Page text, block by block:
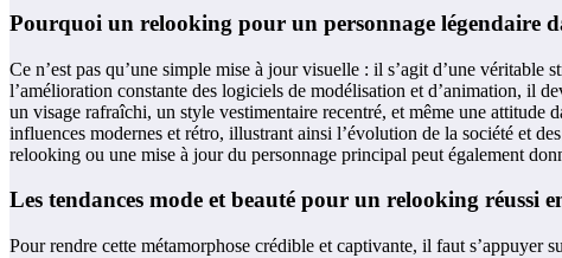
Pourquoi un relooking pour un personnage légendaire
Ce n’est pas qu’une simple mise à jour visuelle : il s’agit d’une
l’amélioration constante des logiciels de modélisation et d’animation, il
un visage rafraîchi, un style vestimentaire recentré, et même une
influences modernes et rétro, illustrant ainsi l’évolution de la société et
relooking ou une mise à jour du personnage principal peut également
Les tendances mode et beauté pour un relooking réussi
Pour rendre cette métamorphose crédible et captivante, il faut s’appuyer